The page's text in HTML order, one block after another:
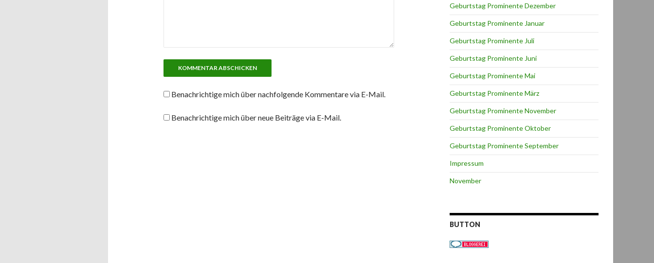
Benachrichtige mich über nachfolgende Kommentare via E-Mail.
Benachrichtige mich über neue Beiträge via E-Mail.
Geburtstag Prominente Dezember
Geburtstag Prominente Januar
Geburtstag Prominente Juli
Geburtstag Prominente Juni
Geburtstag Prominente Mai
Geburtstag Prominente März
Geburtstag Prominente November
Geburtstag Prominente Oktober
Geburtstag Prominente September
Impressum
November
BUTTON